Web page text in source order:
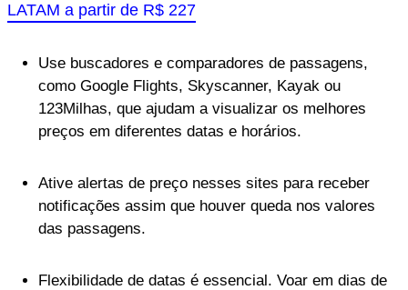
LATAM a partir de R$ 227
Use buscadores e comparadores de passagens,
como Google Flights, Skyscanner, Kayak ou
123Milhas, que ajudam a visualizar os melhores
preços em diferentes datas e horários.
Ative alertas de preço nesses sites para receber
notificações assim que houver queda nos valores
das passagens.
Flexibilidade de datas é essencial. Voar em dias de